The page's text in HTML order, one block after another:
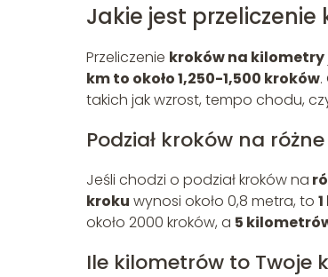
Jakie jest
Przeliczenie kroków na kilometry
km to około 1,250-1,500 kroków
takich jak wzrost, tempo chodu,
Podział kroków na
Jeśli chodzi o podział kroków na
kroku wynosi około 0,8 metra, to
około 2000 kroków, a 5
Ile kilometrów to Twoje